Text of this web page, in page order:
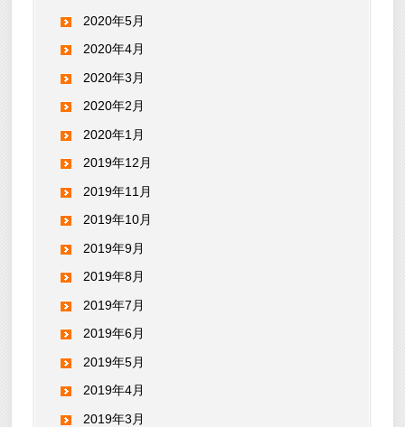
2020年5月
2020年4月
2020年3月
2020年2月
2020年1月
2019年12月
2019年11月
2019年10月
2019年9月
2019年8月
2019年7月
2019年6月
2019年5月
2019年4月
2019年3月